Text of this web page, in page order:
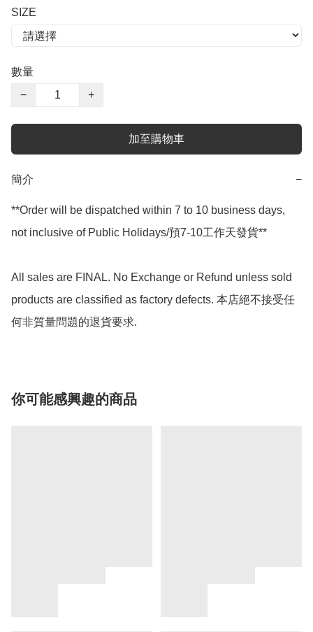
SIZE
數量
−
+
加至購物車
簡介 −
**Order will be dispatched within 7 to 10 business days,
not inclusive of Public Holidays/預7-10工作天發貨**
All sales are FINAL. No Exchange or Refund unless sold
products are classified as factory defects. 本店絕不接受任
何非質量問題的退貨要求.
你可能感興趣的商品